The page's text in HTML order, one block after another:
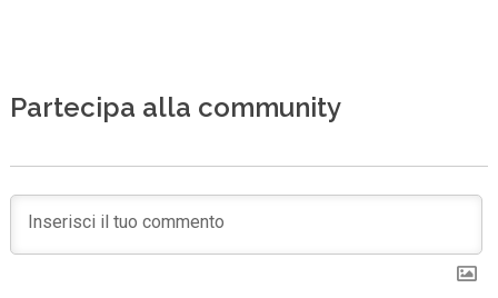
Partecipa alla community